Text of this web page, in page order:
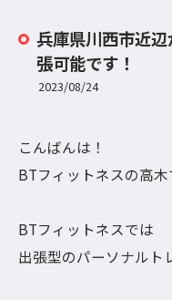
兵庫県川西市近
張可能です！
2023/08/24
こんばんは！
BTフィットネスの高木
BTフィットネスでは
出張型のパーソナルト